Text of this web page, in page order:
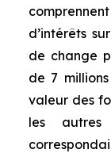
d’intérêts
de change
de 7
valeur des
les autres